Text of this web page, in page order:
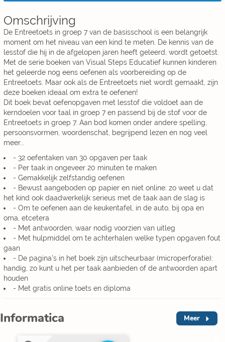
Omschrijving
De Entreetoets in groep 7 van de basisschool is een belangrijk
moment om het niveau van een kind te meten. De kennis van de
lesstof die hij in de afgelopen jaren heeft geleerd, wordt getoetst.
Met de serie boeken van Visual Steps Educatief kunnen kinderen
het geleerde nog eens oefenen als voorbereiding op de
Entreetoets. Maar ook als de Entreetoets niet wordt gemaakt, zijn
deze boeken ideaal om extra te oefenen!
Dit boek bevat oefenopgaven met lesstof die voldoet aan de
kerndoelen voor taal in groep 7 en passend bij de stof voor de
Entreetoets in groep 7. Aan bod komen onder andere spelling,
persoonsvormen, woordenschat, begrijpend lezen en nog veel
meer...
- 32 oefentaken van 30 opgaven per taak
- Per taak in ongeveer 20 minuten te maken
- Gemakkelijk zelfstandig oefenen
- Bewust aangeboden op papier en niet online: zo weet u dat
het kind ook daadwerkelijk serieus met de taak aan de slag is
- Om te oefenen aan de keukentafel, in de auto, bij opa en
oma, etcetera
- Met antwoorden, waar nodig voorzien van uitleg
- Met hulpmiddel om te achterhalen welke typen opgaven fout
gaan
- De pagina's in het boek zijn uitscheurbaar (microperforatie):
handig, zo kunt u het per taak aanbieden of de antwoorden apart
houden
- Met gratis online toets en diploma
Informatica Meer